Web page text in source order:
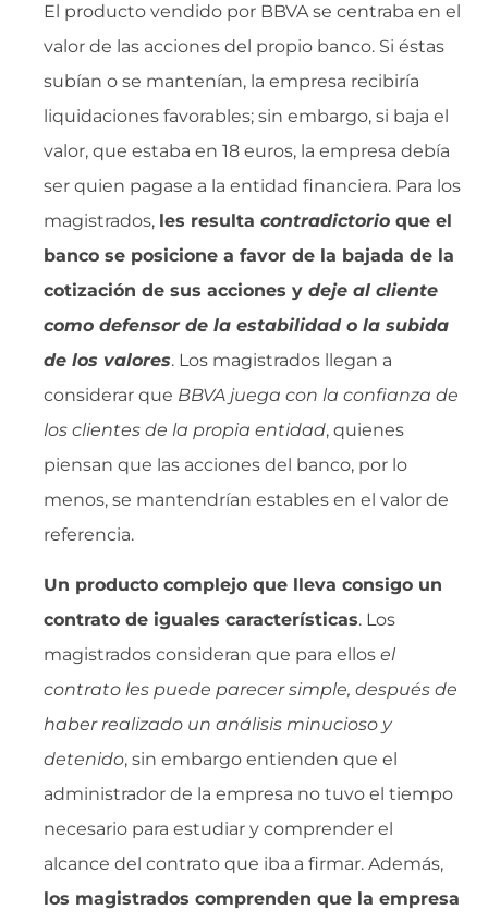
El producto vendido por BBVA se centraba en el
valor de las acciones del propio banco. Si éstas
subían o se mantenían, la empresa recibiría
liquidaciones favorables; sin embargo, si baja el
valor, que estaba en 18 euros, la empresa debía
ser quien pagase a la entidad financiera. Para los
magistrados, les resulta  contradictorio que el
banco se posicione a favor de la bajada de la
cotización de sus acciones y  deje al cliente
como defensor de la estabilidad o la subida
de los valores. Los magistrados llegan a
considerar que  BBVA juega con la confianza de
los clientes de la propia entidad, quienes
piensan que las acciones del banco, por lo
menos, se mantendrían estables en el valor de
referencia.
Un producto complejo que lleva consigo un
contrato de iguales características. Los
magistrados consideran que para ellos  el
contrato les puede parecer simple, después de
haber realizado un análisis minucioso y
detenido, sin embargo entienden que el
administrador de la empresa no tuvo el tiempo
necesario para estudiar y comprender el
alcance del contrato que iba a firmar. Además,
los magistrados comprenden que la empresa